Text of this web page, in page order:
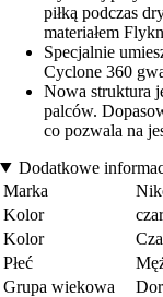
piłką podczas
materiałem
Specjalnie
Cyclone 360
Nowa struktura
palców.
co pozwala na
Dodatkowe
Marka
Kolor
Kolor
Płeć
Grupa wiekowa